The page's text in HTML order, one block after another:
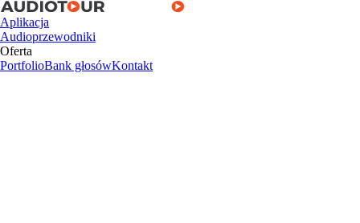
Aplikacja
Audioprzewodniki
Oferta
PortfolioBank głosówKontakt